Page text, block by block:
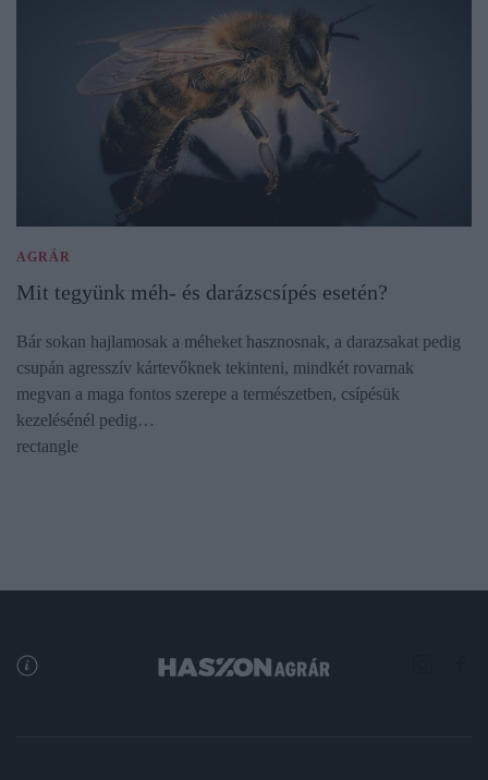
AGRÁR
Mit tegyünk méh- és darázscsípés esetén?
Bár sokan hajlamosak a méheket hasznosnak, a darazsakat pedig
csupán agresszív kártevőknek tekinteni, mindkét rovarnak
megvan a maga fontos szerepe a természetben, csípésük
kezelésénél pedig…
rectangle